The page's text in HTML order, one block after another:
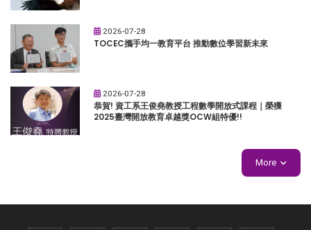
2026-07-28
TOCEC攜手均一教育平台 推動數位學習新未來
2026-07-28
恭賀! 資工系王俊堯教授工程數學開放式課程｜榮獲
2025臺灣開放教育卓越獎OCW組特優!!
More